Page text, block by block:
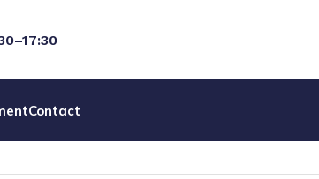
Contact
SEKO INVIKTA 620 SILENCIEUSE